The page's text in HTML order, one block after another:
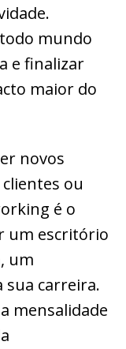
mundo
e finalizar
maior do
novos
ou
é o
um escritório
um
sua carreira.
mensalidade